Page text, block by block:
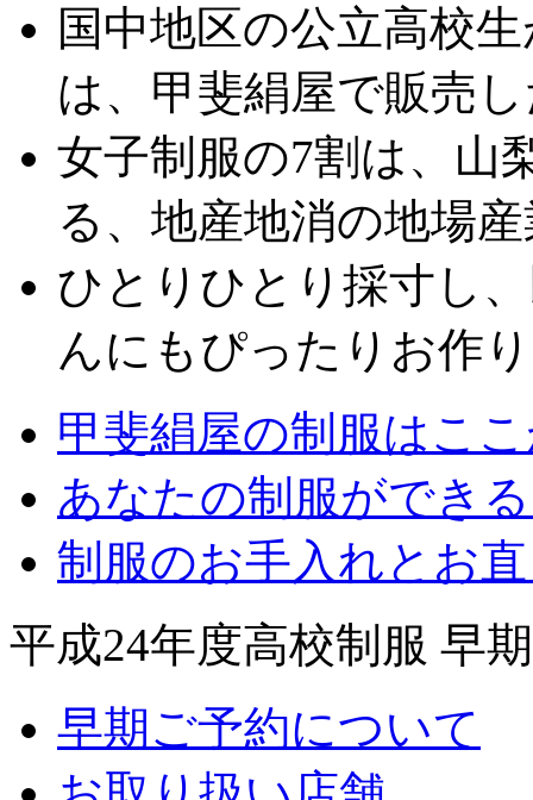
国中地区の公立高校
は、甲斐絹屋で販売
女子制服の7割は、山
る、地産地消の地場
ひとりひとり採寸し
んにもぴったりお作
甲斐絹屋の制服はこ
あなたの制服ができ
制服のお手入れとお
平成24年度高校制服 早
早期ご予約について